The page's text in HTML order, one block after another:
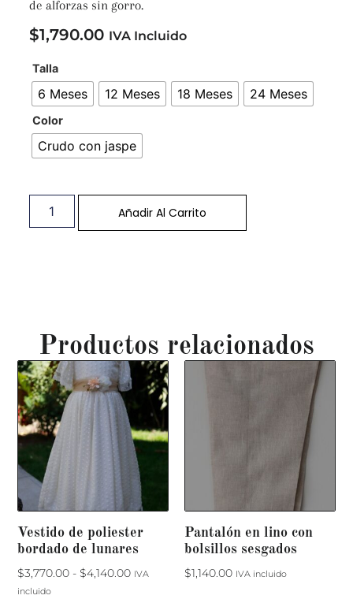
de alforzas sin gorro.
$1,790.00 IVA Incluido
Talla
6 Meses 12 Meses 18 Meses 24 Meses
Color
Crudo con jaspe
Añadir Al Carrito
Productos relacionados
Vestido de poliester
bordado de lunares
$3,770.00 - $4,140.00 IVA
incluido
Pantalón en lino con
bolsillos sesgados
$1,140.00 IVA incluido